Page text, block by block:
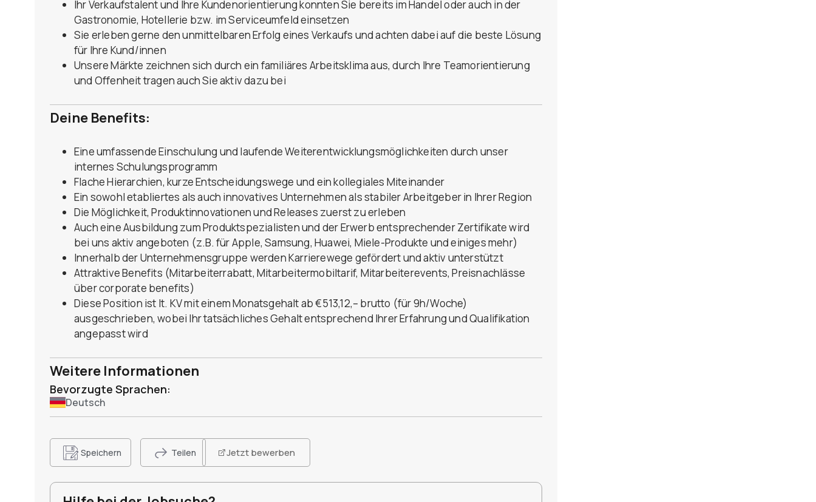
Ihr Verkaufstalent und Ihre Kundenorientierung konnten Sie bereits im Handel oder auch in der
Gastronomie, Hotellerie bzw. im Serviceumfeld einsetzen
Sie erleben gerne den unmittelbaren Erfolg eines Verkaufs und achten dabei auf die beste Lösung
für Ihre Kund/innen
Unsere Märkte zeichnen sich durch ein familiäres Arbeitsklima aus, durch Ihre Teamorientierung
und Offenheit tragen auch Sie aktiv dazu bei
Deine Benefits:
Eine umfassende Einschulung und laufende Weiterentwicklungsmöglichkeiten durch unser
internes Schulungsprogramm
Flache Hierarchien, kurze Entscheidungswege und ein kollegiales Miteinander
Ein sowohl etabliertes als auch innovatives Unternehmen als stabiler Arbeitgeber in Ihrer Region
Die Möglichkeit, Produktinnovationen und Releases zuerst zu erleben
Auch eine Ausbildung zum Produktspezialisten und der Erwerb entsprechender Zertifikate wird
bei uns aktiv angeboten (z.B. für Apple, Samsung, Huawei, Miele-Produkte und einiges mehr)
Innerhalb der Unternehmensgruppe werden Karrierewege gefördert und aktiv unterstützt
Attraktive Benefits (Mitarbeiterrabatt, Mitarbeitermobiltarif, Mitarbeiterevents, Preisnachlässe
über corporate benefits)
Diese Position ist lt. KV mit einem Monatsgehalt ab €513,12,– brutto (für 9h/Woche)
ausgeschrieben, wobei Ihr tatsächliches Gehalt entsprechend Ihrer Erfahrung und Qualifikation
angepasst wird
Weitere Informationen
Bevorzugte Sprachen:
Deutsch
Speichern Teilen Jetzt bewerben